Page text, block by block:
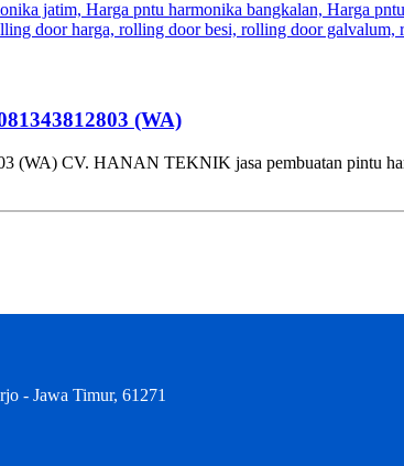
(WA)
CV. HANAN TEKNIK jasa pembuatan pintu
- Jawa Timur, 61271